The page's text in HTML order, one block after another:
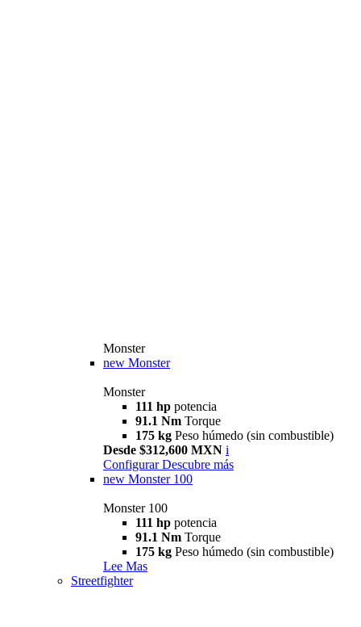
Monster
new Monster
Monster
111 hp potencia
91.1 Nm Torque
175 kg Peso húmedo (sin combustible)
Desde $312,600 MXN i
Configurar Descubre más
new Monster 100
Monster 100
111 hp potencia
91.1 Nm Torque
175 kg Peso húmedo (sin combustible)
Lee Mas
Streetfighter